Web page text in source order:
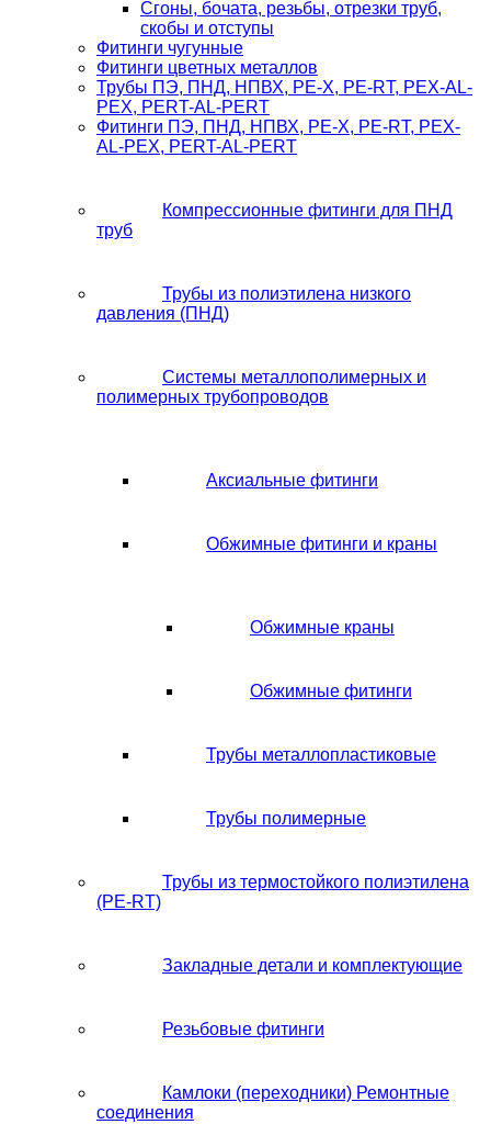
Сгоны, бочата, резьбы, отрезки труб,
скобы и отступы
Фитинги чугунные
Фитинги цветных металлов
Трубы ПЭ, ПНД, НПВХ, PE-X, PE-RT, PEX-AL-
PEX, PERT-AL-PERT
Фитинги ПЭ, ПНД, НПВХ, PE-X, PE-RT, PEX-
AL-PEX, PERT-AL-PERT
Компрессионные фитинги для ПНД
труб
Трубы из полиэтилена низкого
давления (ПНД)
Системы металлополимерных и
полимерных трубопроводов
Аксиальные фитинги
Обжимные фитинги и краны
Обжимные краны
Обжимные фитинги
Трубы металлопластиковые
Трубы полимерные
Трубы из термостойкого полиэтилена
(PE-RT)
Закладные детали и комплектующие
Резьбовые фитинги
Камлоки (переходники) Ремонтные
соединения